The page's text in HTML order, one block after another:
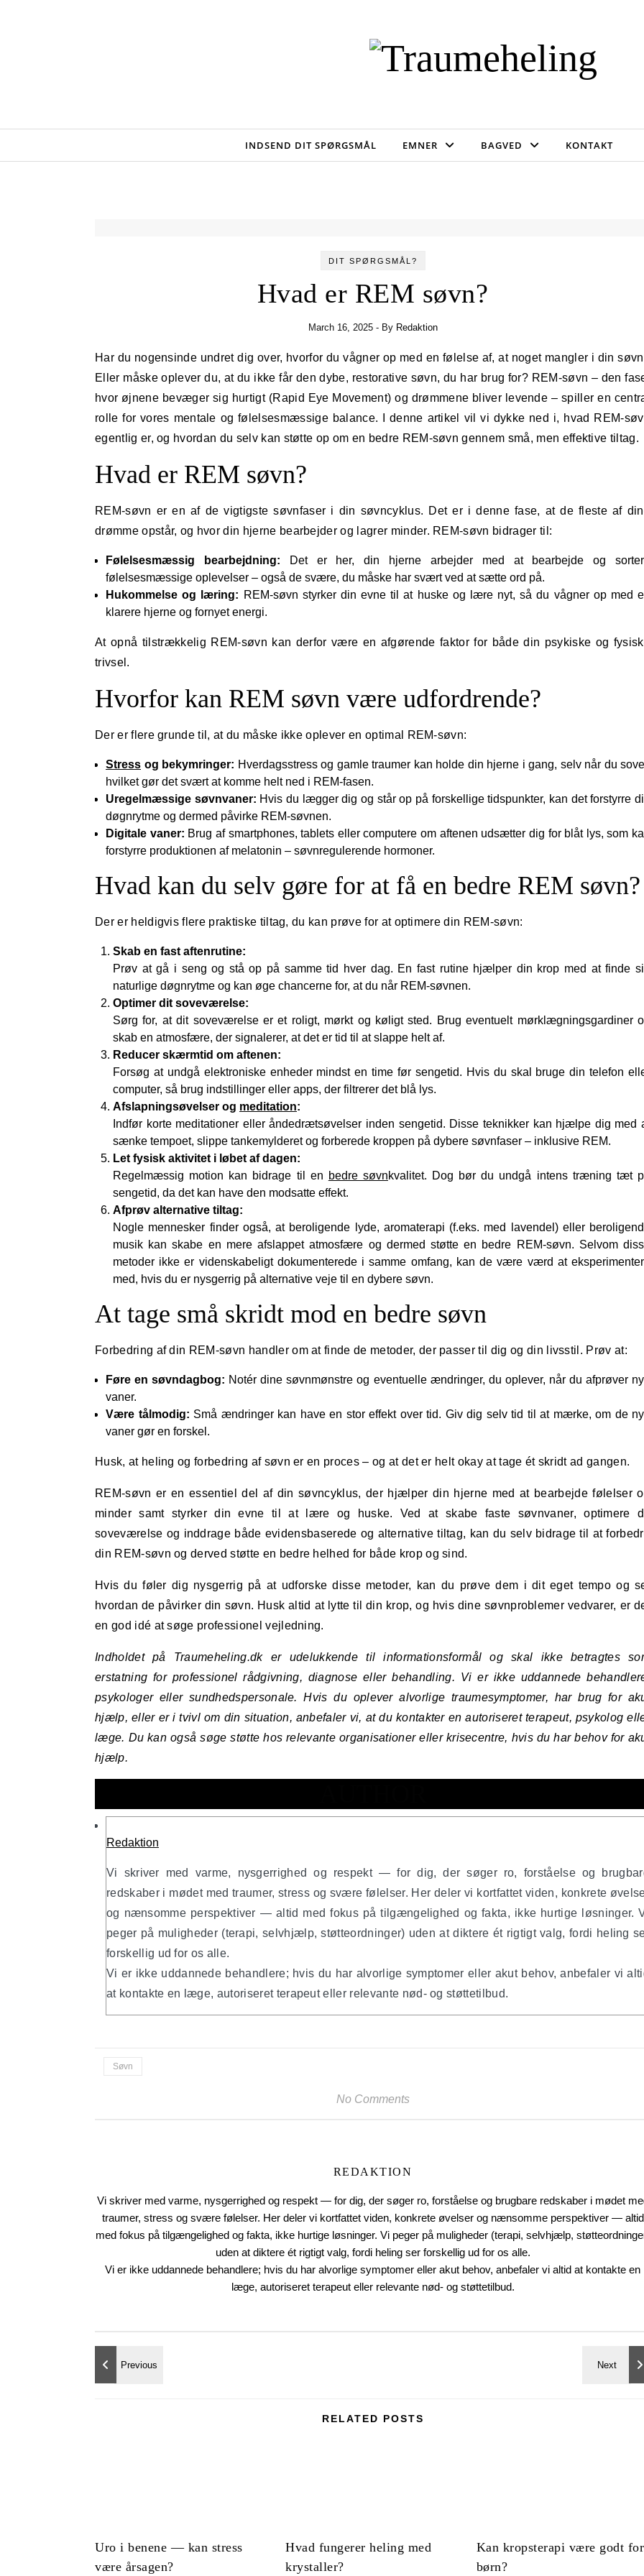
INDSEND DIT SPØRGSMÅL EMNER BAGVED KONTAKT
DIT SPØRGSMÅL?
Hvad er REM søvn?
March 16, 2025 - By Redaktion
Har du nogensinde undret dig over, hvorfor du vågner op med en følelse af, at noget mangler i din søvn?
Eller måske oplever du, at du ikke får den dybe, restorative søvn, du har brug for? REM-søvn – den
hvor øjnene bevæger sig hurtigt (Rapid Eye Movement) og drømmene bliver levende – spiller en
rolle for vores mentale og følelsesmæssige balance. I denne artikel vil vi dykke ned i, hvad REM-
egentlig er, og hvordan du selv kan støtte op om en bedre REM-søvn gennem små, men effektive tiltag.
Hvad er REM søvn?
REM-søvn er en af de vigtigste søvnfaser i din søvncyklus. Det er i denne fase, at de fleste af
drømme opstår, og hvor din hjerne bearbejder og lagrer minder. REM-søvn bidrager til:
Følelsesmæssig bearbejdning: Det er her, din hjerne arbejder med at bearbejde og
følelsesmæssige oplevelser – også de svære, du måske har svært ved at sætte ord på.
Hukommelse og læring: REM-søvn styrker din evne til at huske og lære nyt, så du vågner op med
klarere hjerne og fornyet energi.
At opnå tilstrækkelig REM-søvn kan derfor være en afgørende faktor for både din psykiske og
trivsel.
Hvorfor kan REM søvn være udfordrende?
Der er flere grunde til, at du måske ikke oplever en optimal REM-søvn:
Stress og bekymringer: Hverdagsstress og gamle traumer kan holde din hjerne i gang, selv når du
hvilket gør det svært at komme helt ned i REM-fasen.
Uregelmæssige søvnvaner: Hvis du lægger dig og står op på forskellige tidspunkter, kan det forstyrre
døgnrytme og dermed påvirke REM-søvnen.
Digitale vaner: Brug af smartphones, tablets eller computere om aftenen udsætter dig for blåt lys, som
forstyrre produktionen af melatonin – søvnregulerende hormoner.
Hvad kan du selv gøre for at få en bedre REM søvn?
Der er heldigvis flere praktiske tiltag, du kan prøve for at optimere din REM-søvn:
Skab en fast aftenrutine:
Prøv at gå i seng og stå op på samme tid hver dag. En fast rutine hjælper din krop med at finde
naturlige døgnrytme og kan øge chancerne for, at du når REM-søvnen.
Optimer dit soveværelse:
Sørg for, at dit soveværelse er et roligt, mørkt og køligt sted. Brug eventuelt mørklægningsgardiner
skab en atmosfære, der signalerer, at det er tid til at slappe helt af.
Reducer skærmtid om aftenen:
Forsøg at undgå elektroniske enheder mindst en time før sengetid. Hvis du skal bruge din telefon
computer, så brug indstillinger eller apps, der filtrerer det blå lys.
Afslapningsøvelser og meditation:
Indfør korte meditationer eller åndedrætsøvelser inden sengetid. Disse teknikker kan hjælpe dig med
sænke tempoet, slippe tankemylderet og forberede kroppen på dybere søvnfaser – inklusive REM.
Let fysisk aktivitet i løbet af dagen:
Regelmæssig motion kan bidrage til en bedre søvnkvalitet. Dog bør du undgå intens træning tæt
sengetid, da det kan have den modsatte effekt.
Afprøv alternative tiltag:
Nogle mennesker finder også, at beroligende lyde, aromaterapi (f.eks. med lavendel) eller
musik kan skabe en mere afslappet atmosfære og dermed støtte en bedre REM-søvn. Selvom
metoder ikke er videnskabeligt dokumenterede i samme omfang, kan de være værd at
med, hvis du er nysgerrig på alternative veje til en dybere søvn.
At tage små skridt mod en bedre søvn
Forbedring af din REM-søvn handler om at finde de metoder, der passer til dig og din livsstil. Prøv at:
Føre en søvndagbog: Notér dine søvnmønstre og eventuelle ændringer, du oplever, når du afprøver
vaner.
Være tålmodig: Små ændringer kan have en stor effekt over tid. Giv dig selv tid til at mærke, om de
vaner gør en forskel.
Husk, at heling og forbedring af søvn er en proces – og at det er helt okay at tage ét skridt ad gangen.
REM-søvn er en essentiel del af din søvncyklus, der hjælper din hjerne med at bearbejde følelser
minder samt styrker din evne til at lære og huske. Ved at skabe faste søvnvaner, optimere
soveværelse og inddrage både evidensbaserede og alternative tiltag, kan du selv bidrage til at
din REM-søvn og derved støtte en bedre helhed for både krop og sind.
Hvis du føler dig nysgerrig på at udforske disse metoder, kan du prøve dem i dit eget tempo og
hvordan de påvirker din søvn. Husk altid at lytte til din krop, og hvis dine søvnproblemer vedvarer, er
en god idé at søge professionel vejledning.
Indholdet på Traumeheling.dk er udelukkende til informationsformål og skal ikke betragtes
erstatning for professionel rådgivning, diagnose eller behandling. Vi er ikke uddannede
psykologer eller sundhedspersonale. Hvis du oplever alvorlige traumesymptomer, har brug for
hjælp, eller er i tvivl om din situation, anbefaler vi, at du kontakter en autoriseret terapeut, psykolog
læge. Du kan også søge støtte hos relevante organisationer eller krisecentre, hvis du har behov for
hjælp.
Redaktion
Vi skriver med varme, nysgerrighed og respekt — for dig, der søger ro, forståelse og
redskaber i mødet med traumer, stress og svære følelser. Her deler vi kortfattet viden, konkrete
og nænsomme perspektiver — altid med fokus på tilgængelighed og fakta, ikke hurtige løsninger.
peger på muligheder (terapi, selvhjælp, støtteordninger) uden at diktere ét rigtigt valg, fordi heling
forskellig ud for os alle.
Vi er ikke uddannede behandlere; hvis du har alvorlige symptomer eller akut behov, anbefaler vi
at kontakte en læge, autoriseret terapeut eller relevante nød- og støttetilbud.
Søvn
No Comments
REDAKTION
Vi skriver med varme, nysgerrighed og respekt — for dig, der søger ro, forståelse og brugbare redskaber i mødet
traumer, stress og svære følelser. Her deler vi kortfattet viden, konkrete øvelser og nænsomme perspektiver — altid
med fokus på tilgængelighed og fakta, ikke hurtige løsninger. Vi peger på muligheder (terapi, selvhjælp,
uden at diktere ét rigtigt valg, fordi heling ser forskellig ud for os alle.
Vi er ikke uddannede behandlere; hvis du har alvorlige symptomer eller akut behov, anbefaler vi altid at kontakte en
læge, autoriseret terapeut eller relevante nød- og støttetilbud.
RELATED POSTS
Uro i benene — kan stress
være årsagen?
Hvad fungerer heling med
krystaller?
Kan kropsterapi være godt for
børn?